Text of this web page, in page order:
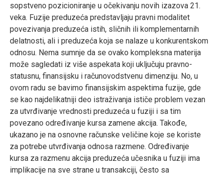
sopstveno pozicioniranje u očekivanju novih izazova 21.
veka. Fuzije preduzeća predstavljaju pravni modalitet
povezivanja preduzeća istih, sličnih ili komplementarnih
delatnosti, ali i preduzeća koja se nalaze u konkurentskom
odnosu. Nema sumnje da se ovako kompleksna materija
može sagledati iz više aspekata koji uključuju pravno-
statusnu, finansijsku i računovodstvenu dimenziju. No, u
ovom radu se bavimo finansijskim aspektima fuzije, gde
se kao najdelikatniji deo istraživanja ističe problem vezan
za utvrđivanje vrednosti preduzeća u fuziji i sa tim
povezano određivanje kursa zamene akcija. Takođe,
ukazano je na osnovne računske veličine koje se koriste
za potrebe utvrđivanja odnosa razmene. Određivanje
kursa za razmenu akcija preduzeća učesnika u fuziji ima
implikacije na sve strane u transakciji, često sa